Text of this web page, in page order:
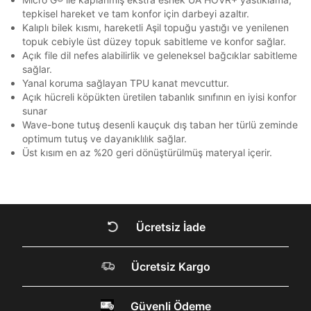
DOĞRU UNDER
ARMOUR SİTESİNDE
QNB QNB
AnadoluBank World 3
tepkisel hareket ve tam konfor için darbeyi azaltır.
Kalıplı bilek kısmı, hareketli Aşil topuğu yastığı ve yenilenen
topuk cebiyle üst düzey topuk sabitleme ve konfor sağlar.
Açık file dil nefes alabilirlik ve geleneksel bağcıklar sabitleme
sağlar.
Yanal koruma sağlayan TPU kanat mevcuttur.
Açık hücreli köpükten üretilen tabanlık sınıfının en iyisi konfor
sunar
Wave-bone tutuş desenli kauçuk dış taban her türlü zeminde
optimum tutuş ve dayanıklılık sağlar.
Üst kısım en az %20 geri dönüştürülmüş materyal içerir.
Mağazada Bul
bildirim göndereceğiz.
Kapat
Ücretsiz İade
Ücretsiz Kargo
Güvenli Ödeme
Kapat
Kapat
Sipariş Numaranız *
Bir rakam
Bir büyük harf
En az 1 özel karakter
Aşağıdakileri okudum ve kabul ediyorum:
Kişisel verilerinizAydınlatma Metni ,Hüküm ve Koşullar
uyarınca işlenecektir. Kişisel verilerimin Doğuş
Perakende Satış Giyim ve Aksesuar Ticaret A.Ş.
tarafından ticari elektronik ileti gönderilmesi amacıyla
işlenmesini kabul ediyorum.
Sms
Kişisel verilerimin Doğuş Perakende Satış Giyim ve
markalara ait ürünlerin bana özel pazarlanması ve
amacıyla işlenmesini kabul ediyorum.
Kimlik, iletişim ve müşteri işlem verilerimin alınan
internet sitesi altyapı hizmetlerinin sunucularının yurt
Bilgilerinizi güncellemek için lütfen telefonunuza SMS
ile gelen kodu girerek telefon numaranızı doğrulayın.
GÖNDER
Bilgilerinizi güncellemek için lütfen telefonunuza SMS
ile gelen kodu girerek telefon numaranızı doğrulayın.
GÖNDER